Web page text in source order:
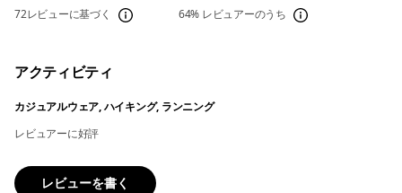
72レビューに基づく 64% レビュアーのうち
アクティビティ
カジュアルウェア, ハイキング, ランニング
レビュアーに好評
レビューを書く